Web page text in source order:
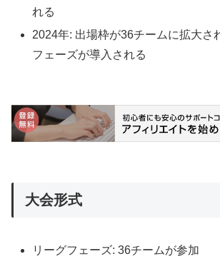
れる
2024年: 出場枠が36チームに拡大さ
フェーズが導入される
大会形式
リーグフェーズ: 36チームが参加